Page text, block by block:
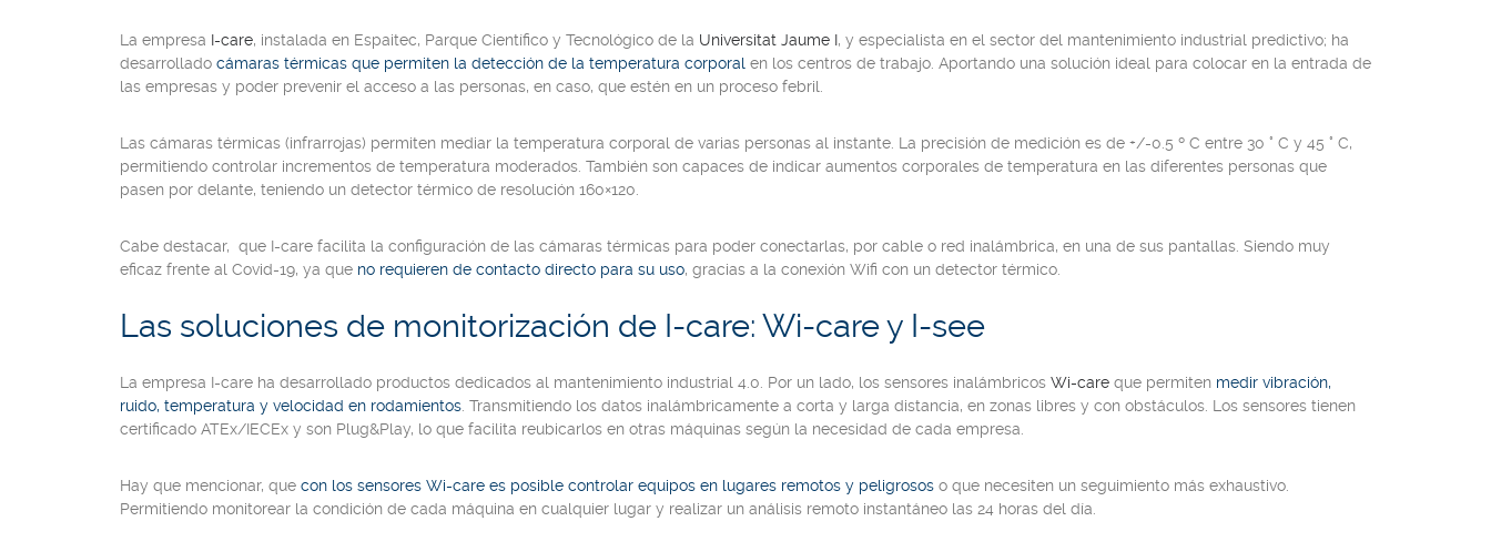
La empresa I-care, instalada en Espaitec, Parque Científico y Tecnológico de la Universitat Jaume I, y especialista en el sector del mantenimiento industrial predictivo; ha
desarrollado cámaras térmicas que permiten la detección de la temperatura corporal en los centros de trabajo. Aportando una solución ideal para colocar en la entrada de
las empresas y poder prevenir el acceso a las personas, en caso, que estén en un proceso febril.
Las cámaras térmicas (infrarrojas) permiten mediar la temperatura corporal de varias personas al instante. La precisión de medición es de +/-0.5 º C entre 30 ° C y 45 ° C,
permitiendo controlar incrementos de temperatura moderados. También son capaces de indicar aumentos corporales de temperatura en las diferentes personas que
pasen por delante, teniendo un detector térmico de resolución 160×120.
Cabe destacar, que I-care facilita la configuración de las cámaras térmicas para poder conectarlas, por cable o red inalámbrica, en una de sus pantallas. Siendo muy
eficaz frente al Covid-19, ya que no requieren de contacto directo para su uso, gracias a la conexión Wifi con un detector térmico.
Las soluciones de monitorización de I-care: Wi-care y I-see
La empresa I-care ha desarrollado productos dedicados al mantenimiento industrial 4.0. Por un lado, los sensores inalámbricos Wi-care que permiten medir vibración,
ruido, temperatura y velocidad en rodamientos . Transmitiendo los datos inalámbricamente a corta y larga distancia, en zonas libres y con obstáculos. Los sensores tienen
certificado ATEx/IECEx y son Plug&Play, lo que facilita reubicarlos en otras máquinas según la necesidad de cada empresa.
Hay que mencionar, que con los sensores Wi-care es posible controlar equipos en lugares remotos y peligrosos o que necesiten un seguimiento más exhaustivo.
Permitiendo monitorear la condición de cada máquina en cualquier lugar y realizar un análisis remoto instantáneo las 24 horas del día.